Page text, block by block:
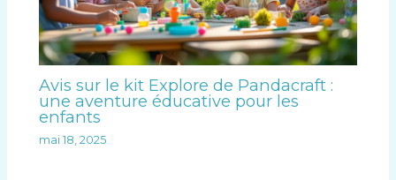
Avis sur le kit Explore de Pandacraft :
une aventure éducative pour les
enfants
mai 18, 2025